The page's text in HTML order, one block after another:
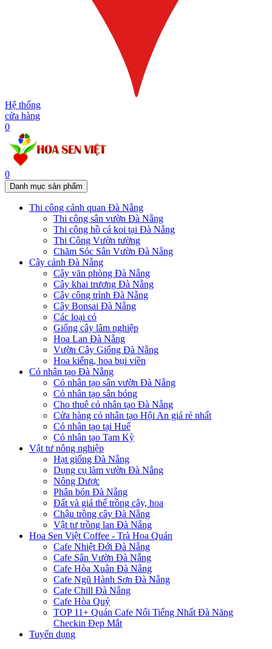
Hệ thống
cửa hàng
0
0
Danh mục sản phẩm
Thi công cảnh quan Đà Nẵng
Thi công sân vườn Đà Nẵng
Thi công hồ cá koi tại Đà Nẵng
Thi Công Vườn tường
Chăm Sóc Sân Vườn Đà Nẵng
Cây cảnh Đà Nẵng
Cây văn phòng Đà Nẵng
Cây khai trương Đà Nẵng
Cây công trình Đà Nẵng
Cây Bonsai Đà Nẵng
Các loại cỏ
Giống cây lâm nghiệp
Hoa Lan Đà Nẵng
Vườn Cây Giống Đà Nẵng
Hoa kiểng, hoa bụi viền
Cỏ nhân tạo Đà Nẵng
Cỏ nhân tạo sân vườn Đà Nẵng
Cỏ nhân tạo sân bóng
Cho thuê cỏ nhân tạo Đà Nẵng
Cửa hàng cỏ nhân tạo Hội An giá rẻ nhất
Cỏ nhân tạo tại Huế
Cỏ nhân tạo Tam Kỳ
Vật tư nông nghiệp
Hạt giống Đà Nẵng
Dụng cụ làm vườn Đà Nẵng
Nông Dược
Phân bón Đà Nẵng
Đất và giá thể trồng cây, hoa
Chậu trồng cây Đà Nẵng
Vật tư trồng lan Đà Nẵng
Hoa Sen Việt Coffee - Trà Hoa Quán
Cafe Nhiệt Đới Đà Nẵng
Cafe Sân Vườn Đà Nẵng
Cafe Hòa Xuân Đà Nẵng
Cafe Ngũ Hành Sơn Đà Nẵng
Cafe Chill Đà Nẵng
Cafe Hòa Quý
TOP 11+ Quán Cafe Nổi Tiếng Nhất Đà Năng
Checkin Đẹp Mắt
Tuyển dụng